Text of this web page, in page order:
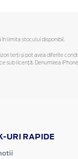
în limita stocului disponibil.
terți și pot avea diferite
sub licență. Denumirea
URI RAPIDE